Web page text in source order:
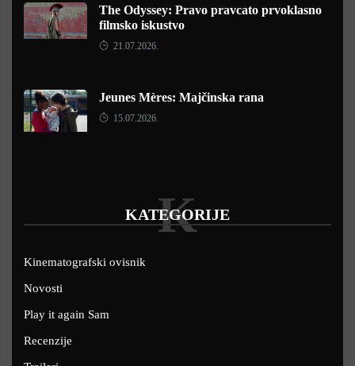
The Odyssey: Pravo pravcato prvoklasno
filmsko iskustvo
21.07.2026.
Jeunes Mères: Majčinska rana
15.07.2026.
KATEGORIJE
K
Kinematografski ovisnik
Novosti
Play it again Sam
Recenzije